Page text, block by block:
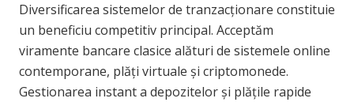
Diversificarea sistemelor de tranzacționare constituie
un beneficiu competitiv principal. Acceptăm
viramente bancare clasice alături de sistemele online
contemporane, plăți virtuale și criptomonede.
Gestionarea instant a depozitelor și plățile rapide